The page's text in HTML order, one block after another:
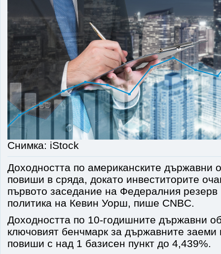
Снимка: iStock
Доходността по американските държавни
повиши в сряда, докато инвеститорите
първото заседание на Федералния резерв
политика на Кевин Уорш, пише CNBC.
Доходността по 10-годишните държавни
ключовият бенчмарк за държавните
повиши с над 1 базисен пункт до 4,439%.